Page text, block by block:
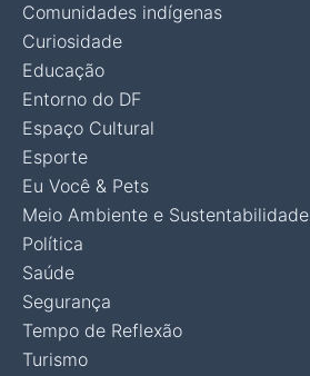
Comunidades indígenas
Curiosidade
Educação
Entorno do DF
Espaço Cultural
Esporte
Eu Você & Pets
Meio Ambiente e Sustentabilidade
Política
Saúde
Segurança
Tempo de Reflexão
Turismo